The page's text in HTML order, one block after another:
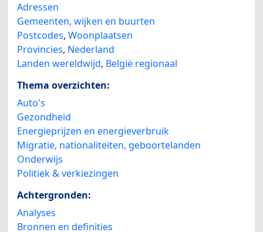
Adressen
Gemeenten, wijken en buurten
Postcodes, Woonplaatsen
Provincies, Nederland
Landen wereldwijd, België regionaal
Thema overzichten:
Auto's
Gezondheid
Energieprijzen en energieverbruik
Migratie, nationaliteiten, geboortelanden
Onderwijs
Politiek & verkiezingen
Achtergronden:
Analyses
Bronnen en definities